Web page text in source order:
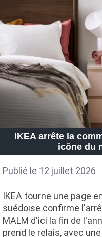
IKEA arrête la
icône du
Publié le 12 juillet 2026
IKEA tourne une page
suédoise confirme
MALM d'ici la fin de
prend le relais, avec